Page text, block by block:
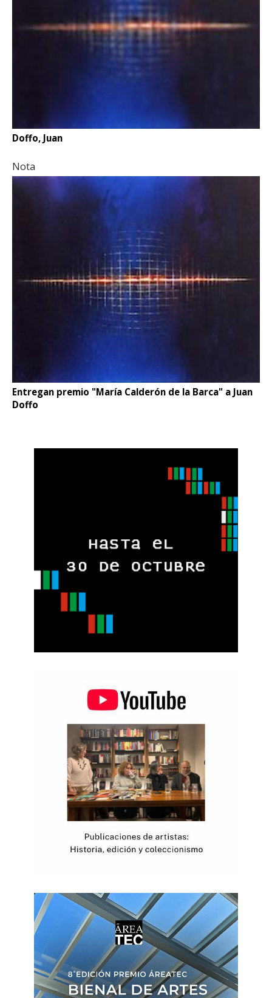
Doffo, Juan
Nota
Entregan premio "María Calderón de la Barca" a Juan
Doffo